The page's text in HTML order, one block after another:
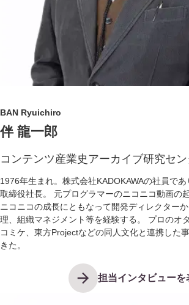
BAN Ryuichiro
伴 龍一郎
コンテンツ産業史アーカイブ研究セ
1976年生まれ。株式会社KADOKAWAの社員で
取締役社長。 元プログラマーのニコニコ動画の
ニコニコの成長にともなって開発ディレクター
理、組織マネジメント等を経験する。 プロのオ
コミケ、東方Projectなどの同人文化と連携した
きた。
担当インタビューを